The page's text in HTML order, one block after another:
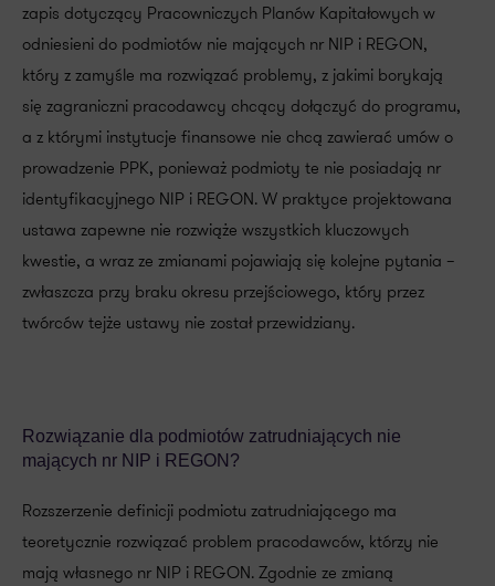
zapis dotyczący Pracowniczych Planów Kapitałowych w
odniesieni do podmiotów nie mających nr NIP i REGON,
który z zamyśle ma rozwiązać problemy, z jakimi borykają
się zagraniczni pracodawcy chcący dołączyć do programu,
a z którymi instytucje finansowe nie chcą zawierać umów o
prowadzenie PPK, ponieważ podmioty te nie posiadają nr
identyfikacyjnego NIP i REGON. W praktyce projektowana
ustawa zapewne nie rozwiąże wszystkich kluczowych
kwestie, a wraz ze zmianami pojawiają się kolejne pytania –
zwłaszcza przy braku okresu przejściowego, który przez
twórców tejże ustawy nie został przewidziany.
Rozwiązanie dla podmiotów zatrudniających nie
mających nr NIP i REGON?
Rozszerzenie definicji podmiotu zatrudniającego ma
teoretycznie rozwiązać problem pracodawców, którzy nie
mają własnego nr NIP i REGON. Zgodnie ze zmianą